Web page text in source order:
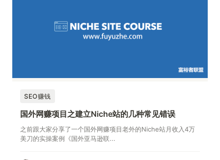
SEO赚钱
国外网赚项目之建立Niche站的几种常见错误
之前跟大家分享了一个国外网赚项目老外的Niche站月收入4万
美刀的实操案例《国外亚马逊联...